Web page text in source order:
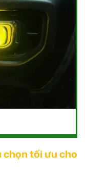
chọn tối ưu cho